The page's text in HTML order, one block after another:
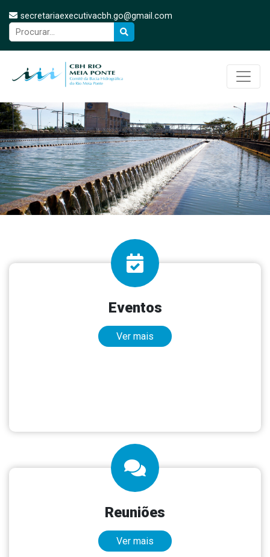
secretariaexecutivacbh.go@gmail.com
Eventos
Ver mais
Reuniões
Ver mais